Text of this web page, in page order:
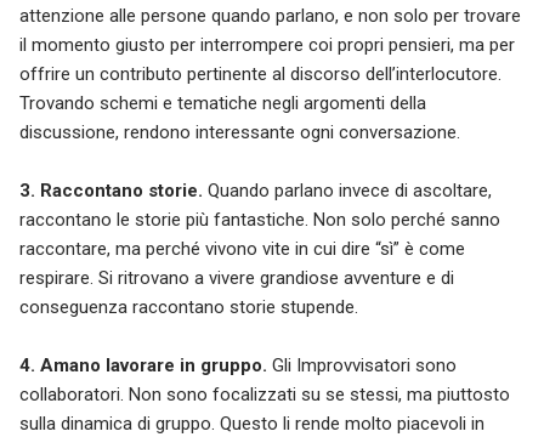
attenzione alle persone quando parlano, e non solo per trovare
il momento giusto per interrompere coi propri pensieri, ma per
offrire un contributo pertinente al discorso dell’interlocutore.
Trovando schemi e tematiche negli argomenti della
discussione, rendono interessante ogni conversazione.
3. Raccontano storie. Quando parlano invece di ascoltare,
raccontano le storie più fantastiche. Non solo perché sanno
raccontare, ma perché vivono vite in cui dire “sì” è come
respirare. Si ritrovano a vivere grandiose avventure e di
conseguenza raccontano storie stupende.
4. Amano lavorare in gruppo. Gli Improvvisatori sono
collaboratori. Non sono focalizzati su se stessi, ma piuttosto
sulla dinamica di gruppo. Questo li rende molto piacevoli in